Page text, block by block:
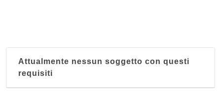
Attualmente nessun soggetto con questi
requisiti